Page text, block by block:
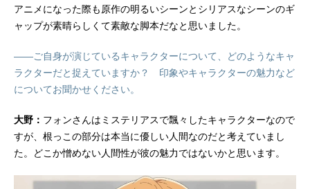
アニメになった際も原作の明るいシーンとシリアスなシーンのギ
ャップが素晴らしくて素敵な脚本だなと思いました。
――ご自身が演じているキャラクターについて、どのようなキャ
ラクターだと捉えていますか？ 印象やキャラクターの魅力など
についてお聞かせください。
大野： フォンさんはミステリアスで飄々したキャラクターなので
すが、根っこの部分は本当に優しい人間なのだと考えていまし
た。どこか憎めない人間性が彼の魅力ではないかと思います。